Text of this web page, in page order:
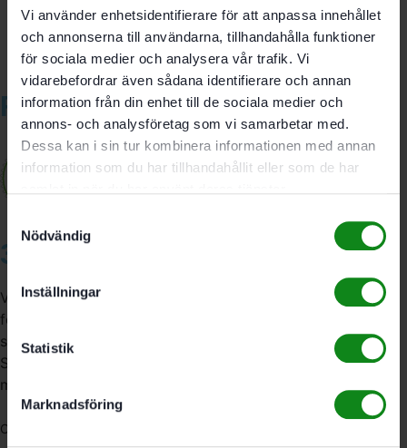
Vi använder enhetsidentifierare för att anpassa innehållet
och annonserna till användarna, tillhandahålla funktioner
för sociala medier och analysera vår trafik. Vi
vidarebefordrar även sådana identifierare och annan
information från din enhet till de sociala medier och
annons- och analysföretag som vi samarbetar med.
Dessa kan i sin tur kombinera informationen med annan
information som du har tillhandahållit eller som de har
Nödvändig
Inställningar
Statistik
Marknadsföring
Relaterade produkter
3A Byggdelen
Vi är återförsäljare av elverktyg, tillbehör, infästning och
förbrukningsmaterial. Vi har en fysisk butik och
serviceverkstad i Stockholm samt en e-handel för hela
Sverige. Av oss får du professionell service av
medarbetare med gedigen erfarenhet.
Org. nr: